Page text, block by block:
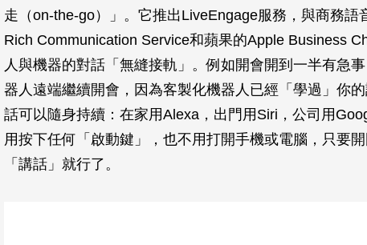
走（on-the-go）」。它推出LiveEngage服務，與商務語
Rich Communication Service和蘋果的Apple Business
人與機器的對話「無縫接軌」。例如開會開到一半有急
器人遠端繼續開會，因為客製化機器人已經「學過」你
話可以隨身持續：在家用Alexa，出門用Siri，公司用
用按下任何「啟動鍵」，也不用打開手機或電腦，只要
「講話」就行了。